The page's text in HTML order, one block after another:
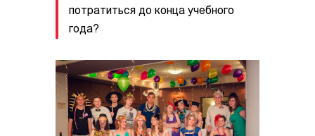
потратиться до конца учебного
года?